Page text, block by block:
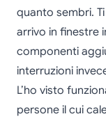
quanto sembri.
arrivo in finestre
componenti
interruzioni
L’ho visto
persone il cui